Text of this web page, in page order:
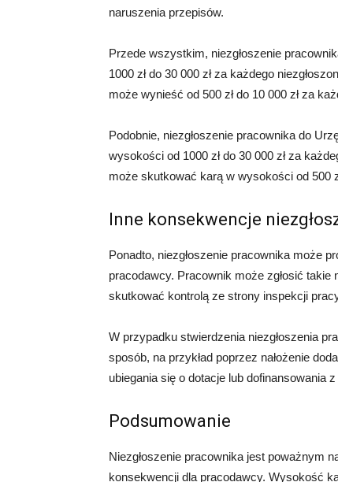
naruszenia przepisów.
Przede wszystkim, niezgłoszenie
1000 zł do 30 000 zł za każdego
może wynieść od 500 zł do 10 000 zł za
Podobnie, niezgłoszenie pracownika do
wysokości od 1000 zł do 30 000 zł za
może skutkować karą w wysokości od 500
Inne konsekwencje
Ponadto, niezgłoszenie pracownika może
pracodawcy. Pracownik może zgłosić
skutkować kontrolą ze strony inspekcji
W przypadku stwierdzenia niezgłoszenia
sposób, na przykład poprzez nałożenie
ubiegania się o dotacje lub dofinansowania
Podsumowanie
Niezgłoszenie pracownika jest poważnym
konsekwencji dla pracodawcy. Wysokość